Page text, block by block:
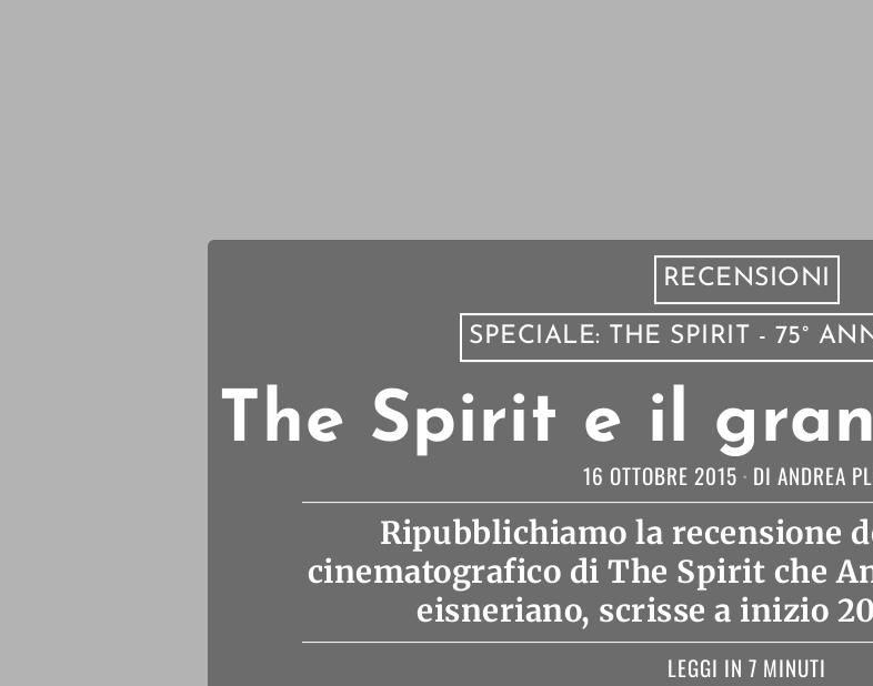
RECENSIONI
SPECIALE: THE SPIRIT - 75°
The Spirit e il
16 OTTOBRE 2015 DI ANDREA
Ripubblichiamo la recensione
cinematografico di The Spirit che
eisneriano, scrisse a inizio
LEGGI IN 7 MINUTI